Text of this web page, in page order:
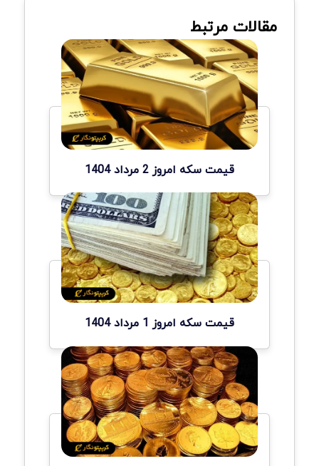
مقالات مرتبط
قیمت سکه امروز 2 مرداد 1404
قیمت سکه امروز 1 مرداد 1404